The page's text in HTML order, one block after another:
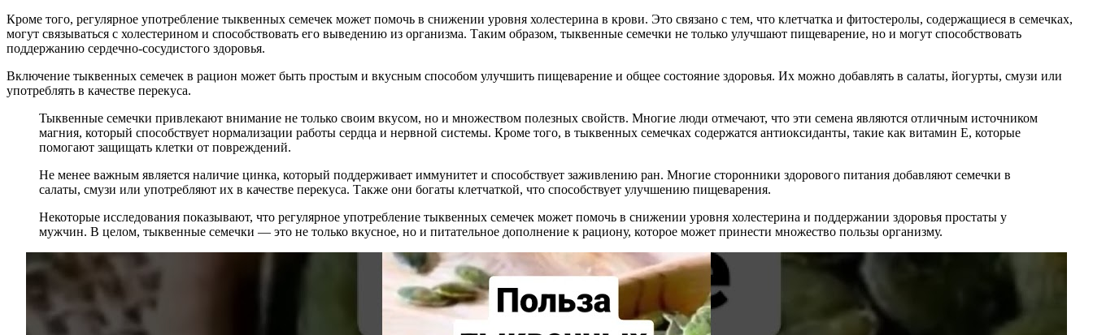
Кроме того, регулярное употребление тыквенных семечек может помочь в снижении уровня холестерина в крови. Это связано с тем, что клетчатка и фитостеролы, содержащиеся в семечках,
могут связываться с холестерином и способствовать его выведению из организма. Таким образом, тыквенные семечки не только улучшают пищеварение, но и могут способствовать
поддержанию сердечно-сосудистого здоровья.
Включение тыквенных семечек в рацион может быть простым и вкусным способом улучшить пищеварение и общее состояние здоровья. Их можно добавлять в салаты, йогурты, смузи или
употреблять в качестве перекуса.
Тыквенные семечки привлекают внимание не только своим вкусом, но и множеством полезных свойств. Многие люди отмечают, что эти семена являются отличным источником
магния, который способствует нормализации работы сердца и нервной системы. Кроме того, в тыквенных семечках содержатся антиоксиданты, такие как витамин Е, которые
помогают защищать клетки от повреждений.
Не менее важным является наличие цинка, который поддерживает иммунитет и способствует заживлению ран. Многие сторонники здорового питания добавляют семечки в
салаты, смузи или употребляют их в качестве перекуса. Также они богаты клетчаткой, что способствует улучшению пищеварения.
Некоторые исследования показывают, что регулярное употребление тыквенных семечек может помочь в снижении уровня холестерина и поддержании здоровья простаты у
мужчин. В целом, тыквенные семечки — это не только вкусное, но и питательное дополнение к рациону, которое может принести множество пользы организму.